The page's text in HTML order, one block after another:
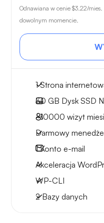
Odnawiana w cenie $3.22/mies.
dowolnym momencie.
1 Strona
30 GB Dysk SSD
~10000 wizyt
Darmowy
1Konto e-mail
Akceleracja
WP-CLI
2 Bazy danych